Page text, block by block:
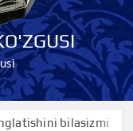
bilasizmi